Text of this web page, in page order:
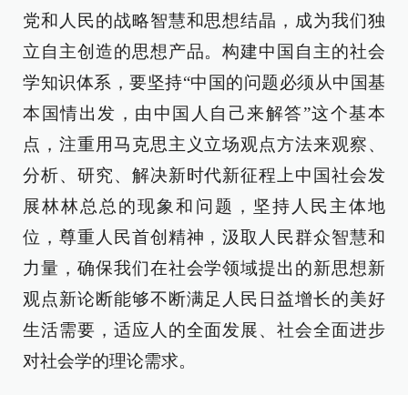
党和人民的战略智慧和思想结晶，成为我们独
立自主创造的思想产品。构建中国自主的社会
学知识体系，要坚持“中国的问题必须从中国基
本国情出发，由中国人自己来解答”这个基本
点，注重用马克思主义立场观点方法来观察、
分析、研究、解决新时代新征程上中国社会发
展林林总总的现象和问题，坚持人民主体地
位，尊重人民首创精神，汲取人民群众智慧和
力量，确保我们在社会学领域提出的新思想新
观点新论断能够不断满足人民日益增长的美好
生活需要，适应人的全面发展、社会全面进步
对社会学的理论需求。